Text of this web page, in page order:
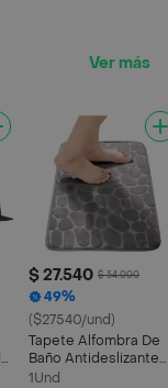
Ver más
$ 27.540 $ 54.000
49%
($27540/und)
Tapete Alfombra De
Baño Antideslizante
Absorbente Salida
1Und